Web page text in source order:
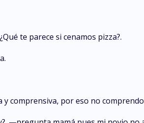
te parece si cenamos pizza?.
comprensiva, por eso no